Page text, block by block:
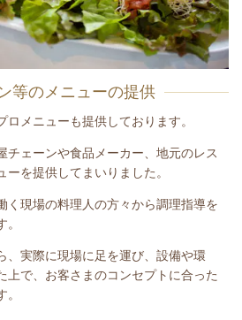
等のメニューの提供
メニューも提供しております。
チェーンや食品メーカー、地元のレス
ーを提供してまいりました。
く現場の料理人の方々から調理指導を
、実際に現場に足を運び、設備や環
上で、お客さまのコンセプトに合った